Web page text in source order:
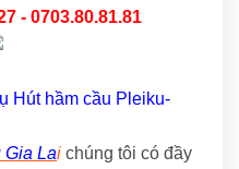
- 0703.80.81.81
Hút hầm cầu Pleiku-
Gia Lai chúng tôi có đầy